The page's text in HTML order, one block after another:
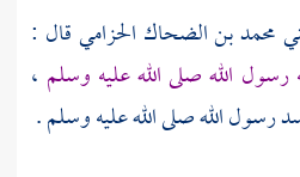
محمد بن الضحاك الحزاميقال :
الله صلى الله عليه وسلم ،
رسول الله صلى الله عليه وسلم .